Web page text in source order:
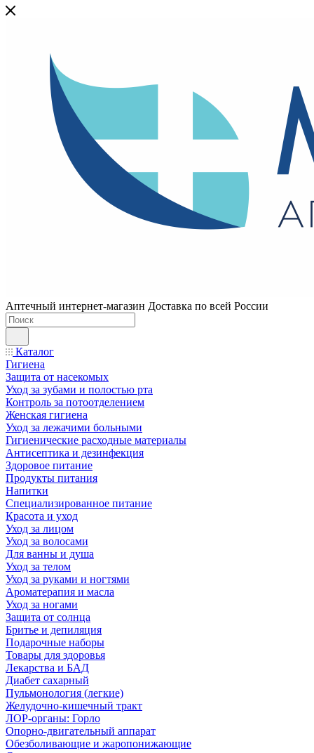
Аптечный интернет-магазин Доставка по всей России
Каталог
Гигиена
Защита от насекомых
Уход за зубами и полостью рта
Контроль за потоотделением
Женская гигиена
Уход за лежачими больными
Гигиенические расходные материалы
Антисептика и дезинфекция
Здоровое питание
Продукты питания
Напитки
Специализированное питание
Красота и уход
Уход за лицом
Уход за волосами
Для ванны и душа
Уход за телом
Уход за руками и ногтями
Ароматерапия и масла
Уход за ногами
Защита от солнца
Бритье и депиляция
Подарочные наборы
Товары для здоровья
Лекарства и БАД
Диабет сахарный
Пульмонология (легкие)
Желудочно-кишечный тракт
ЛОР-органы: Горло
Опорно-двигательный аппарат
Обезболивающие и жаропонижающие